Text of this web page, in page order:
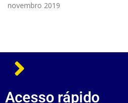
novembro 2019
Acesso rápido